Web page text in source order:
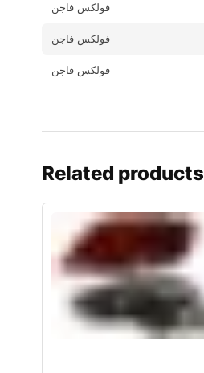
فولكس فاجن
فولكس فاجن
فولكس فاجن
Related products